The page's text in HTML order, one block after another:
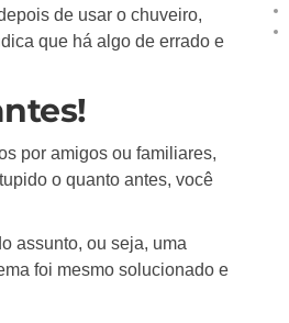
de usar o chuveiro,
que há algo de errado e
por amigos ou familiares,
o quanto antes, você
assunto, ou seja, uma
foi mesmo solucionado e